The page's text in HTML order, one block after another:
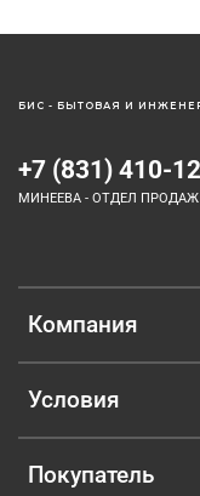
Компания
Условия
Покупатель
+7 (831) 410-
МИНЕЕВА - ОТДЕЛ ПРОДАЖ
БИС - БЫТОВАЯ И